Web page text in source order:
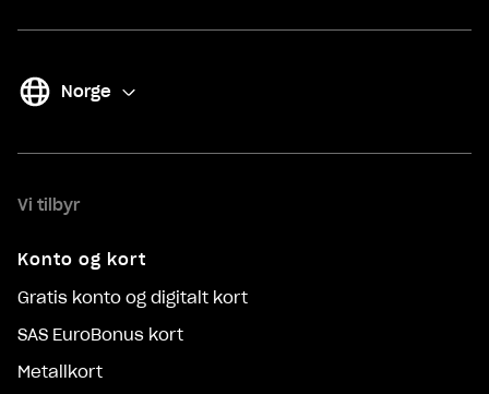
Norge
(Bytt )
Vi tilbyr
Konto og kort
Gratis konto og digitalt kort
SAS EuroBonus kort
Metallkort